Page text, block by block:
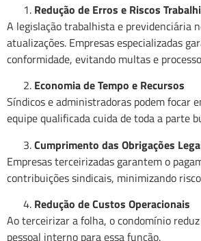
Redução de Erros e Riscos
A legislação trabalhista e previdenciária
atualizações. Empresas especializadas
conformidade, evitando multas e
Economia de Tempo e Recursos
Síndicos e administradoras podem focar
equipe qualificada cuida de toda a parte
Cumprimento das Obrigações
Empresas terceirizadas garantem o
contribuições sindicais, minimizando
Redução de Custos Operacionais
Ao terceirizar a folha, o condomínio
pessoal interno para essa função.